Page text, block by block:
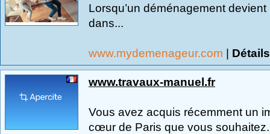
Lorsqu’un déménagement
dans...
www.mydemenageur.com | Détails
www.travaux-manuel.fr
Vous avez acquis récemment un
cœur de Paris que vous